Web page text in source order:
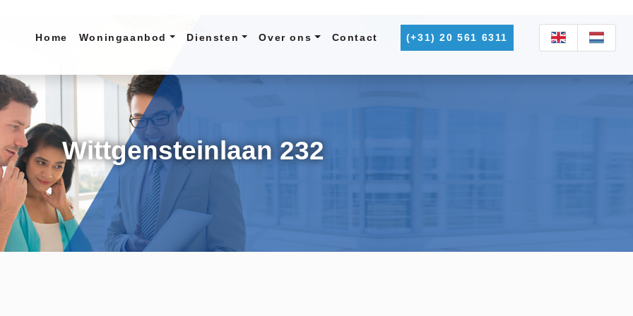
Home Woningaanbod Diensten Over ons Contact (+31) 20 561 6311
Wittgensteinlaan 232